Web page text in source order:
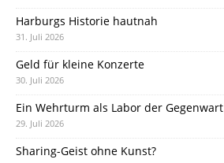
Harburgs Historie hautnah
31. Juli 2026
Geld für kleine Konzerte
30. Juli 2026
Ein Wehrturm als Labor der Gegenwart
29. Juli 2026
Sharing-Geist ohne Kunst?